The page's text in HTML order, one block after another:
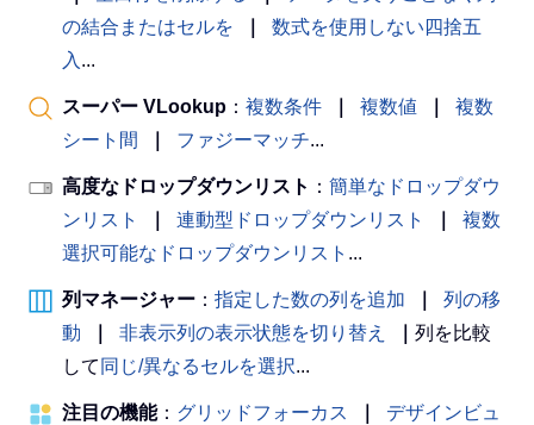
の結合またはセルを
数式を使用しない四捨五
入 ...
スーパー VLookup ： 複数条件 複数値
複数
シート間
ファジーマッチ...
高度なドロップダウンリスト ： 簡単なドロップダウ
ンリスト
連動型ドロップダウンリスト
複数
選択可能なドロップダウンリスト ...
列マネージャー ： 指定した数の列を追加
列の移
動
非表示列の表示状態を切り替え
列を比較
して 同じ/異なるセルを選択...
注目の機能： グリッドフォーカス
デザインビュ